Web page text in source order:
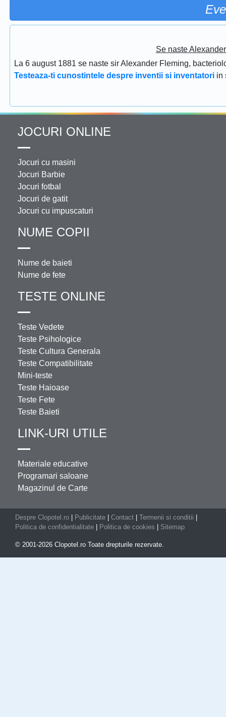
Se naste
La 6 august 1881 se naste sir Alexander Fleming,
Testeaza-ti cunostintele despre inventii si inventatori in
JOCURI ONLINE
Jocuri cu masini
Jocuri Barbie
Jocuri fotbal
Jocuri de gatit
Jocuri cu impuscaturi
NUME COPII
Nume de baieti
Nume de fete
TESTE ONLINE
Teste Vedete
Teste Psihologice
Teste Cultura Generala
Teste Compatibilitate
Mini-teste
Teste Haioase
Teste Fete
Teste Baieti
LINK-URI UTILE
Materiale educative
Programari saloane
Magazinul de Carte
Despre Clopotel.ro Publicitate Contact Termenii si conditii
Politica de confidentialitate
Politica de cookies Sitemap
© 2001-2026 Clopotel.ro Toate drepturile rezervate.